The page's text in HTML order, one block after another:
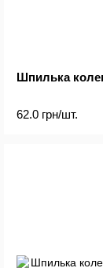
Шпилька
62.0 грн/шт.